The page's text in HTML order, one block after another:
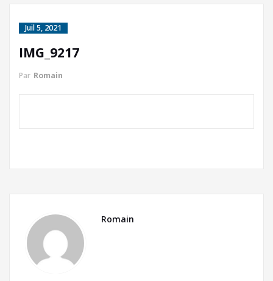
Juil 5, 2021
IMG_9217
Par Romain
Romain